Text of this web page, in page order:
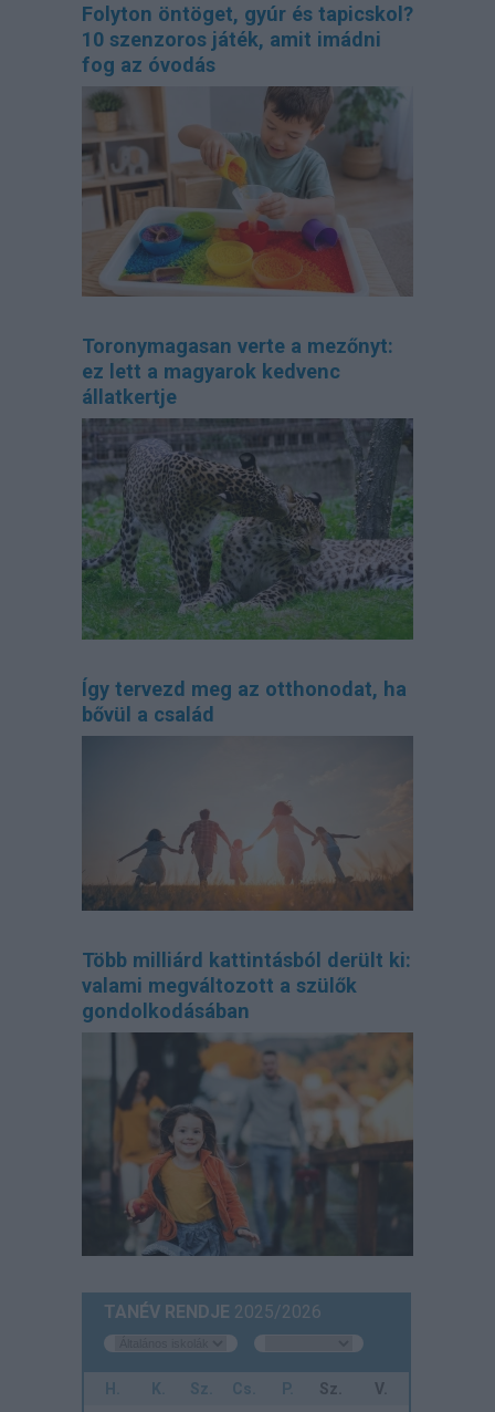
Folyton öntöget, gyúr és tapicskol?
10 szenzoros játék, amit imádni
fog az óvodás
Toronymagasan verte a mezőnyt:
ez lett a magyarok kedvenc
állatkertje
Így tervezd meg az otthonodat, ha
bővül a család
Több milliárd kattintásból derült ki:
valami megváltozott a szülők
gondolkodásában
TANÉV RENDJE 2025/2026
H. K. Sz. Cs. P. Sz. V.